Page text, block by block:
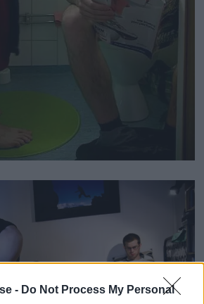
- Do Not Process My Personal